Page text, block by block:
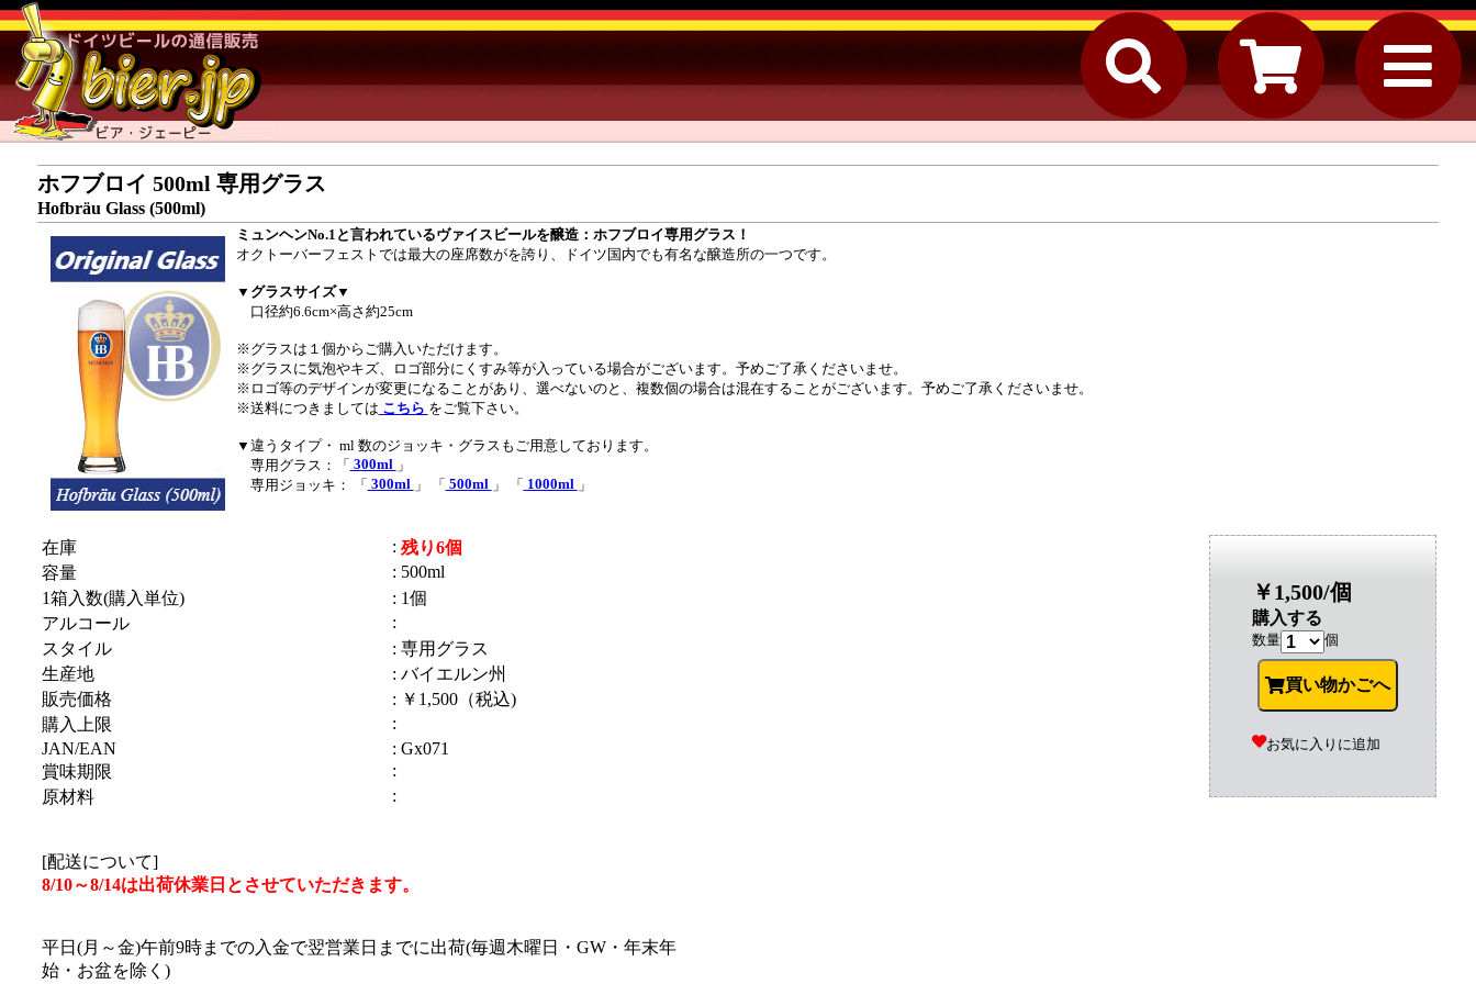
ホフブロイ 500ml 専用グラス
Hofbräu Glass (500ml)
ミュンヘンNo.1と言われているヴァイスビールを醸造：ホフブロイ専用グラス！
オクトーバーフェストでは最大の座席数がを誇り、ドイツ国内でも有名な醸造所の一つです。
▼グラスサイズ▼
口径約6.6cm×高さ約25cm
※グラスは１個からご購入いただけます。
※グラスに気泡やキズ、ロゴ部分にくすみ等が入っている場合がございます。予めご了承くださいませ。
※ロゴ等のデザインが変更になることがあり、選べないのと、複数個の場合は混在することがございます。予めご了承くださいませ。
※送料につきましては こちら をご覧下さい。
▼違うタイプ・ ml 数のジョッキ・グラスもご用意しております。
専用グラス：「 300ml 」
専用ジョッキ： 「 300ml 」 「 500ml 」 「 1000ml 」
在庫 : 残り6個
容量
: 500ml
1箱入数(購入単位)
: 1個
アルコール
:
スタイル
: 専用グラス
生産地
: バイエルン州
販売価格
: ￥1,500（税込)
購入上限
:
JAN/EAN
: Gx071
賞味期限
:
原材料
:
[配送について]
8/10～8/14は出荷休業日とさせていただきます。
平日(月～金)午前9時までの入金で翌営業日までに出荷(毎週木曜日・GW・年末年
始・お盆を除く)
￥1,500/個
購入する
数量 個
買い物かごへ
お気に入りに追加